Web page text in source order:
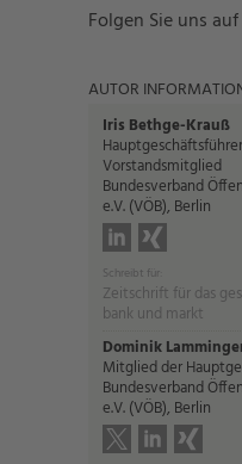
Folgen Sie uns auf
AUTOR
Iris Bethge-Krauß
Vorstandsmitglied
Bundesverband
e.V. (VÖB), Berlin
Schreibt für:
Zeitschrift für das
bank und markt
Dominik
Mitglied der
Bundesverband
e.V. (VÖB), Berlin